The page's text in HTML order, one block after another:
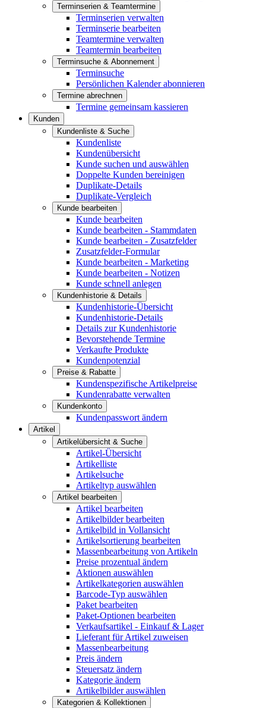
Terminserien & Teamtermine
Terminserien verwalten
Terminserie bearbeiten
Teamtermine verwalten
Teamtermin bearbeiten
Terminsuche & Abonnement
Terminsuche
Persönlichen Kalender abonnieren
Termine abrechnen
Termine gemeinsam kassieren
Kunden
Kundenliste & Suche
Kundenliste
Kundenübersicht
Kunde suchen und auswählen
Doppelte Kunden bereinigen
Duplikate-Details
Duplikate-Vergleich
Kunde bearbeiten
Kunde bearbeiten
Kunde bearbeiten - Stammdaten
Kunde bearbeiten - Zusatzfelder
Zusatzfelder-Formular
Kunde bearbeiten - Marketing
Kunde bearbeiten - Notizen
Kunde schnell anlegen
Kundenhistorie & Details
Kundenhistorie-Übersicht
Kundenhistorie-Details
Details zur Kundenhistorie
Bevorstehende Termine
Verkaufte Produkte
Kundenpotenzial
Preise & Rabatte
Kundenspezifische Artikelpreise
Kundenrabatte verwalten
Kundenkonto
Kundenpasswort ändern
Artikel
Artikelübersicht & Suche
Artikel-Übersicht
Artikelliste
Artikelsuche
Artikeltyp auswählen
Artikel bearbeiten
Artikel bearbeiten
Artikelbilder bearbeiten
Artikelbild in Vollansicht
Artikelsortierung bearbeiten
Massenbearbeitung von Artikeln
Preise prozentual ändern
Aktionen auswählen
Artikelkategorien auswählen
Barcode-Typ auswählen
Paket bearbeiten
Paket-Optionen bearbeiten
Verkaufsartikel - Einkauf & Lager
Lieferant für Artikel zuweisen
Massenbearbeitung
Preis ändern
Steuersatz ändern
Kategorie ändern
Artikelbilder auswählen
Kategorien & Kollektionen